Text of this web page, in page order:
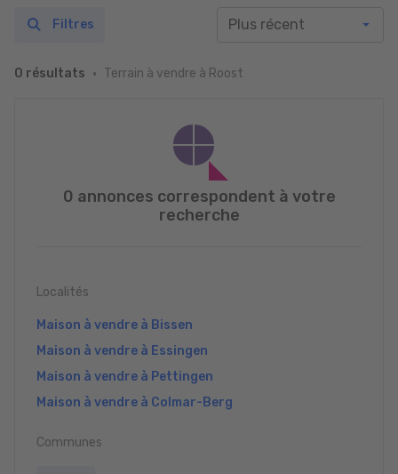
0 résultats Terrain à vendre à Roost
Filtres
0 annonces correspondent à votre
recherche
Localités
Maison à vendre à Bissen
Maison à vendre à Essingen
Maison à vendre à Pettingen
Maison à vendre à Colmar-Berg
Communes